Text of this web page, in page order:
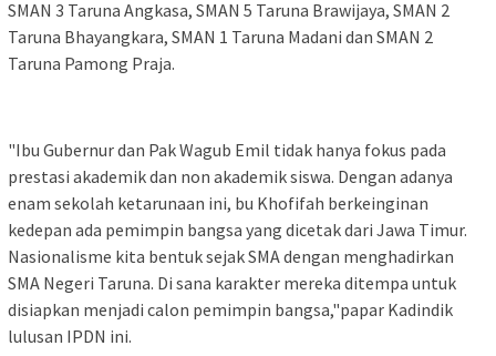
SMAN 3 Taruna Angkasa, SMAN 5 Taruna Brawijaya, SMAN 2
Taruna Bhayangkara, SMAN 1 Taruna Madani dan SMAN 2
Taruna Pamong Praja.
"Ibu Gubernur dan Pak Wagub Emil tidak hanya fokus pada
prestasi akademik dan non akademik siswa. Dengan adanya
enam sekolah ketarunaan ini, bu Khofifah berkeinginan
kedepan ada pemimpin bangsa yang dicetak dari Jawa Timur.
Nasionalisme kita bentuk sejak SMA dengan menghadirkan
SMA Negeri Taruna. Di sana karakter mereka ditempa untuk
disiapkan menjadi calon pemimpin bangsa,"papar Kadindik
lulusan IPDN ini.